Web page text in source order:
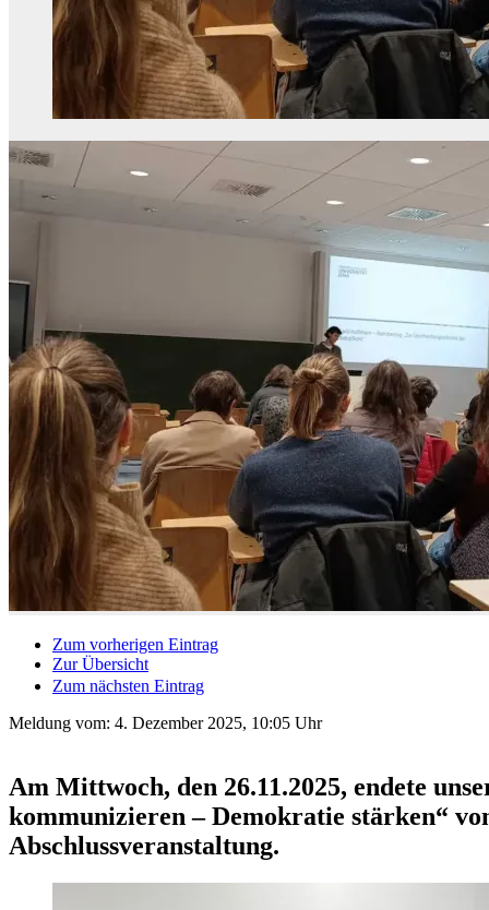
Zum vorherigen Eintrag
Zur Übersicht
Zum nächsten Eintrag
Meldung vom: 4. Dezember 2025, 10:05 Uhr
Am Mittwoch, den 26.11.2025, endete
kommunizieren – Demokratie stärken“
Abschlussveranstaltung.